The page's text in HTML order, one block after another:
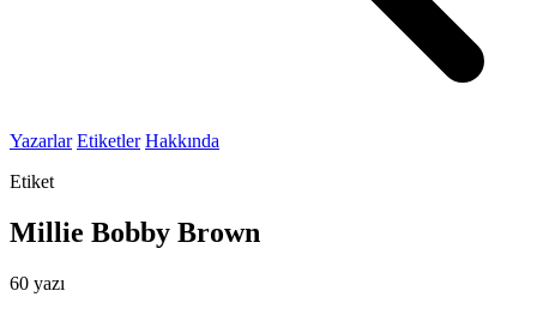
Yazarlar Etiketler Hakkında
Etiket
Millie Bobby Brown
60 yazı